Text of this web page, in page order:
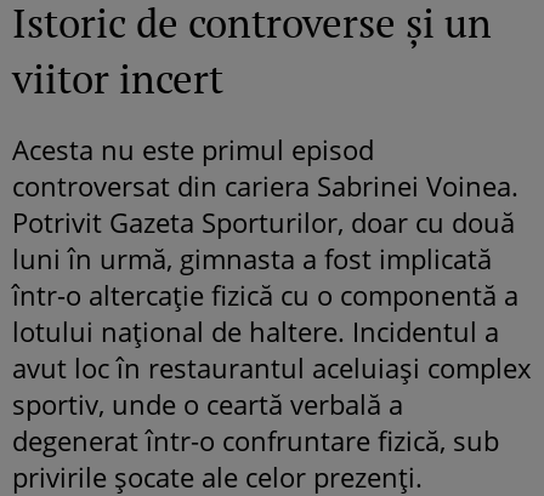
Istoric de controverse și un
viitor incert
Acesta nu este primul episod
controversat din cariera Sabrinei Voinea.
Potrivit Gazeta Sporturilor, doar cu două
luni în urmă, gimnasta a fost implicată
într-o altercație fizică cu o componentă a
lotului național de haltere. Incidentul a
avut loc în restaurantul aceluiași complex
sportiv, unde o ceartă verbală a
degenerat într-o confruntare fizică, sub
privirile șocate ale celor prezenți.